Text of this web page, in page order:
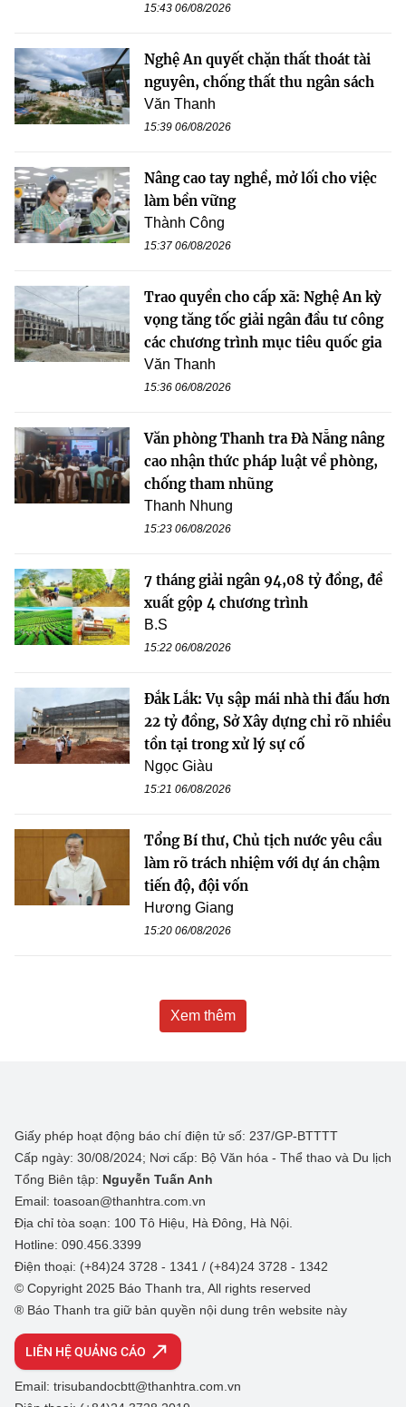
15:43 06/08/2026
Nghệ An quyết chặn thất thoát tài
nguyên, chống thất thu ngân sách
Văn Thanh
15:39 06/08/2026
Nâng cao tay nghề, mở lối cho việc
làm bền vững
Thành Công
15:37 06/08/2026
Trao quyền cho cấp xã: Nghệ An kỳ
vọng tăng tốc giải ngân đầu tư công
các chương trình mục tiêu quốc gia
Văn Thanh
15:36 06/08/2026
Văn phòng Thanh tra Đà Nẵng nâng
cao nhận thức pháp luật về phòng,
chống tham nhũng
Thanh Nhung
15:23 06/08/2026
7 tháng giải ngân 94,08 tỷ đồng, đề
xuất gộp 4 chương trình
B.S
15:22 06/08/2026
Đắk Lắk: Vụ sập mái nhà thi đấu hơn
22 tỷ đồng, Sở Xây dựng chỉ rõ nhiều
tồn tại trong xử lý sự cố
Ngọc Giàu
15:21 06/08/2026
Tổng Bí thư, Chủ tịch nước yêu cầu
làm rõ trách nhiệm với dự án chậm
tiến độ, đội vốn
Hương Giang
15:20 06/08/2026
Xem thêm
Giấy phép hoạt động báo chí điện tử số: 237/GP-BTTTT
Cấp ngày: 30/08/2024; Nơi cấp: Bộ Văn hóa - Thể thao và Du lịch
Tổng Biên tập: Nguyễn Tuấn Anh
Email: toasoan@thanhtra.com.vn
Địa chỉ tòa soạn: 100 Tô Hiệu, Hà Đông, Hà Nội.
Hotline: 090.456.3399
Điện thoại: (+84)24 3728 - 1341 / (+84)24 3728 - 1342
© Copyright 2025 Báo Thanh tra, All rights reserved
® Báo Thanh tra giữ bản quyền nội dung trên website này
LIÊN HỆ QUẢNG CÁO
Email: trisubandocbtt@thanhtra.com.vn